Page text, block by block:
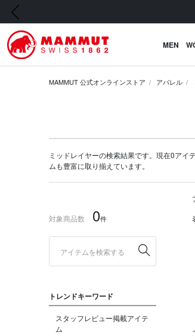
前の画像
MEN
MAMMUT 公式オンラインストア アパレル
ミッドレイヤーの検索結果です。現在0アイ
ムも豊富に取り揃えています。
対象商品数 0件
トレンドキーワード
スタッフレビュー掲載アイテ
ム